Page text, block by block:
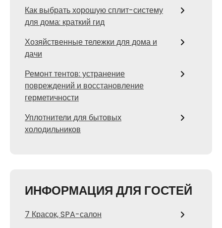
Как выбрать хорошую сплит-систему
для дома: краткий гид
Хозяйственные тележки для дома и
дачи
Ремонт тентов: устранение
повреждений и восстановление
герметичности
Уплотнители для бытовых
холодильников
ИНФОРМАЦИЯ ДЛЯ ГОСТЕЙ
7 Красок, SPA-салон